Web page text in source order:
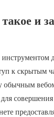
и
к скрытым